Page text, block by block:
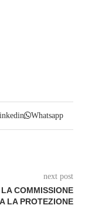
Whatsapp
next post
COMMISSIONE
LA PROTEZIONE